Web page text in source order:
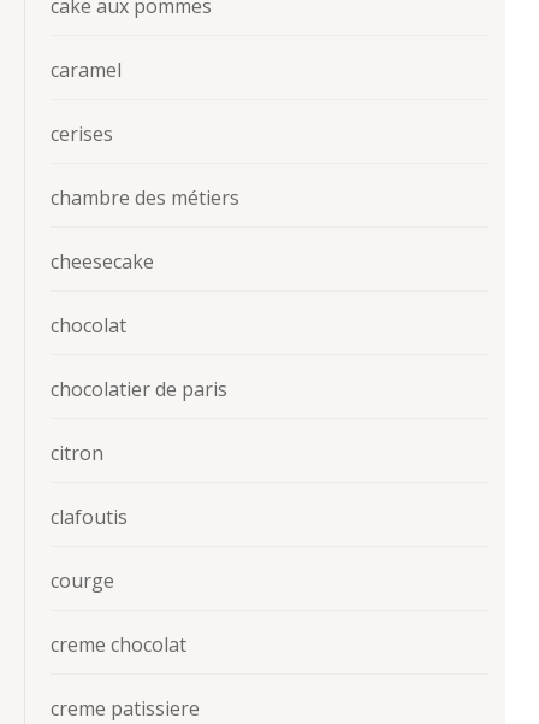
cake aux pommes
caramel
cerises
chambre des métiers
cheesecake
chocolat
chocolatier de paris
citron
clafoutis
courge
creme chocolat
creme patissiere